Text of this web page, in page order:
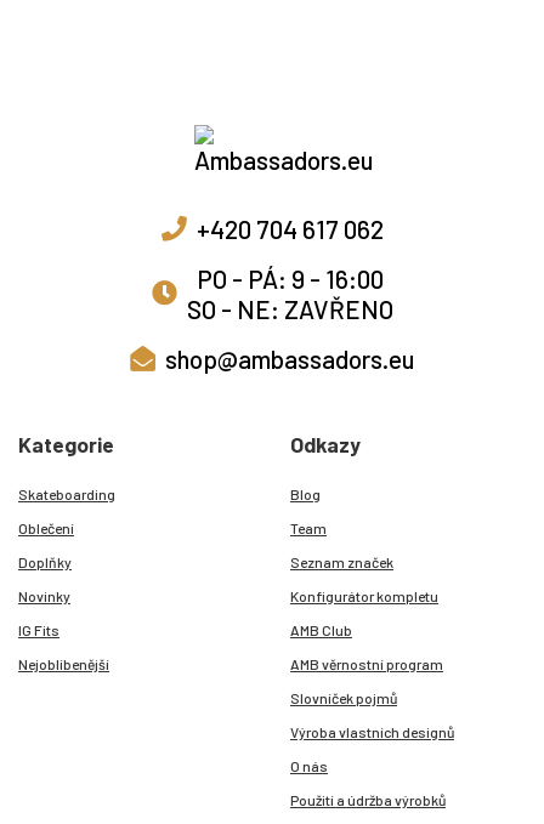
+420 704 617 062
PO - PÁ: 9 - 16:00
SO - NE: ZAVŘENO
shop@ambassadors.eu
Kategorie
Skateboarding
Oblečení
Doplňky
Novinky
IG Fits
Nejoblíbenější
Odkazy
Blog
Team
Seznam značek
Konfigurátor kompletu
AMB Club
AMB věrnostní program
Slovníček pojmů
Výroba vlastních designů
O nás
Použití a údržba výrobků